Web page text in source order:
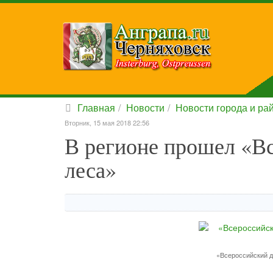
Главная Новости Новости города и
Вторник, 15 мая 2018 22:56
В регионе прошел
леса»
«Всероссийский